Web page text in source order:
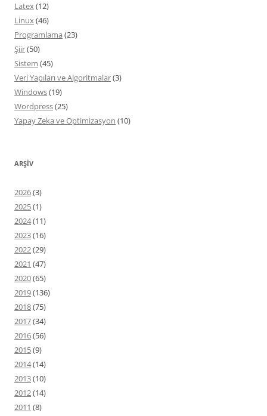
Latex(12)
Linux(46)
Programlama (23)
Şiir(50)
Sistem (45)
Veri Yapıları ve Algoritmalar(3)
Windows(19)
Wordpress(25)
Yapay Zeka ve Optimizasyon (10)
ARŞIV
2026(3)
2025(1)
2024(11)
2023(16)
2022(29)
2021 (47)
2020(65)
2019(136)
2018(75)
2017(34)
2016(56)
2015(9)
2014(14)
2013(10)
2012(14)
2011 (8)